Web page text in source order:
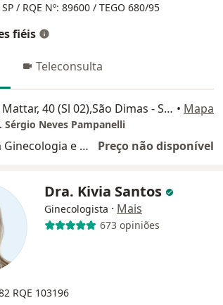
/ RQE Nº: 89600 / TEGO 680/95
fiéis
Teleconsulta
Rua Jose Mattar, 40 (Sl 02),São Dimas - SJC, São José dos Campos • Mapa
Sérgio Neves Pampanelli
Consulta Ginecologia e Obstetrícia Preço não disponível
Dra. Kivia Santos
Ginecologista · Mais
673 opiniões
RQE 103196